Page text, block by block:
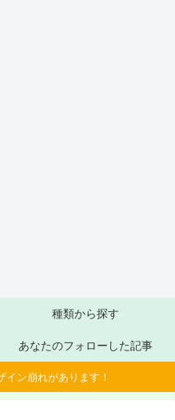
種類から探す
あなたのフォローした記事
イン崩れがあります！